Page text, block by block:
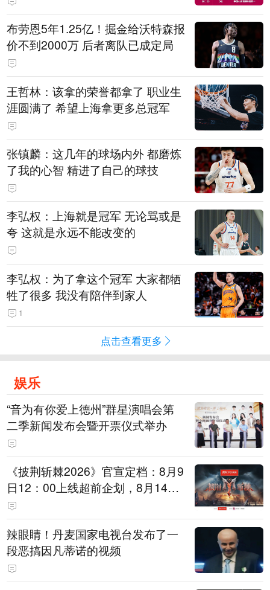
布劳恩5年1.25亿！掘金给沃特森报
价不到2000万 后者离队已成定局
王哲林：该拿的荣誉都拿了 职业生
涯圆满了 希望上海拿更多总冠军
张镇麟：这几年的球场内外 都磨炼
了我的心智 精进了自己的球技
李弘权：上海就是冠军 无论骂或是
夸 这就是永远不能改变的
李弘权：为了拿这个冠军 大家都牺
牲了很多 我没有陪伴到家人
1
点击查看更多
娱乐
“音为有你爱上德州”群星演唱会第
二季新闻发布会暨开票仪式举办
《披荆斩棘2026》官宣定档：8月9
日12：00上线超前企划，8月14日
初见面直播，8月15日、16日两天
进行初舞台直播
辣眼睛！丹麦国家电视台发布了一
段恶搞因凡蒂诺的视频